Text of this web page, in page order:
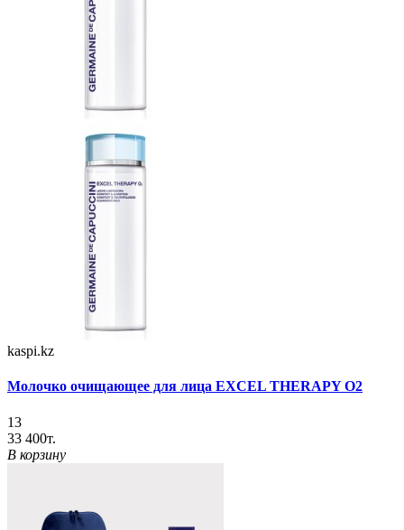
kaspi.kz
Молочко очищающее для лица EXCEL THERAPY O2
13
33 400т.
В корзину